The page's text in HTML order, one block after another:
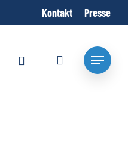
Kontakt Presse
Menu
search